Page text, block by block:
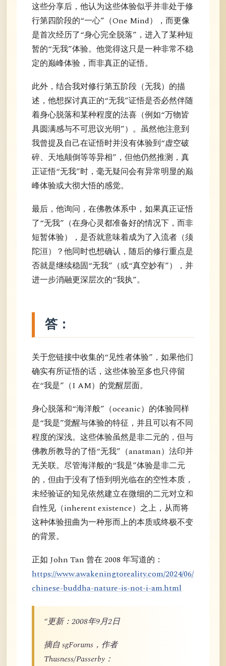
这些分享后，他认为这些体验似乎并非处于修
行第四阶段的“一心”（One Mind），而更像
是首次经历了“身心完全脱落”，进入了某种短
暂的“无我”体验。他觉得这只是一种非常不稳
定的巅峰体验，而非真正的证悟。
此外，结合我对修行第五阶段（无我）的描
述，他想探讨真正的“无我”证悟是否必然伴随
着身心脱落和某种程度的法喜（例如“万物皆
具圆满感与不可思议光明”）。虽然他注意到
我曾提及自己在证悟时并没有体验到“虚空破
碎、天地颠倒等等异相”，但他仍然推测，真
正证悟“无我”时，毫无疑问会有异常明显的巅
峰体验或大彻大悟的感觉。
最后，他询问，在佛教体系中，如果真正证悟
了“无我”（在身心灵都准备好的情况下，而非
短暂体验），是否就意味着成为了入流者（须
陀洹）？他同时也想确认，随后的修行重点是
否就是继续稳固“无我”（或“真空妙有”），并
进一步消融更深层次的“我执”。
答：
关于您链接中收集的“见性者体验”，如果他们
确实有所证悟的话，这些体验至多也只停留
在“我是”（I AM）的觉醒层面。
身心脱落和“海洋般”（oceanic）的体验同样
是“我是”觉醒与体验的特征，并且可以有不同
程度的深浅。这些体验虽然是非二元的，但与
佛教所教导的了悟“无我”（anatman）法印并
无关联。尽管海洋般的“我是”体验是非二元
的，但由于没有了悟到明光临在的空性本质，
未经验证的知见依然建立在微细的二元对立和
自性见（inherent existence）之上，从而将
这种体验扭曲为一种形而上的本质或终极不变
的背景。
正如 John Tan 曾在 2008 年写道的：
https://www.awakeningtoreality.com/2024/06/
chinese-buddha-nature-is-not-i-am.html
“更新：2008年9月2日
摘自 sgForums，作者
Thusness/Passerby：